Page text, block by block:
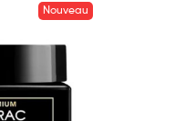
Nouveau